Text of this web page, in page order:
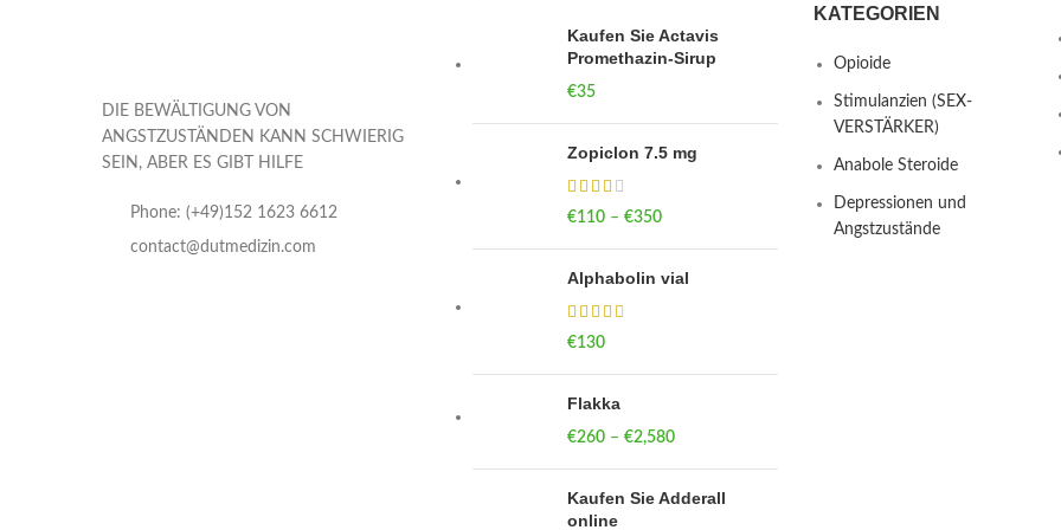
DIE BEWÄLTIGUNG VON
ANGSTZUSTÄNDEN KANN SCHWIERIG
SEIN, ABER ES GIBT HILFE
Phone: (+49)152 1623 6612
contact@dutmedizin.com
Kaufen Sie Actavis
Promethazin-Sirup
€35
Zopiclon 7.5 mg
€110 – €350Price range: €110
Alphabolin vial
€130
Flakka
€260 – €2,580Price range:
€2,580
Kaufen Sie Adderall
online
KATEGORIEN
Opioide
Stimulanzien (SEX-
VERSTÄRKER)
Anabole Steroide
Depressionen und
Angstzustände